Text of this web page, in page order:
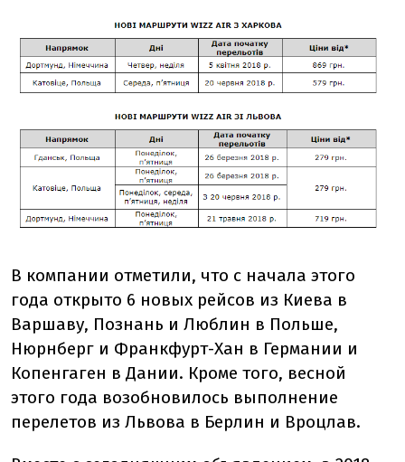
В компании отметили, что с начала этого
года открыто 6 новых рейсов из Киева в
Варшаву, Познань и Люблин в Польше,
Нюрнберг и Франкфурт-Хан в Германии и
Копенгаген в Дании. Кроме того, весной
этого года возобновилось выполнение
перелетов из Львова в Берлин и Вроцлав.